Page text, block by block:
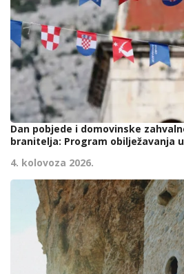
Dan pobjede i domovinske
branitelja: Program obilježavanja
4. kolovoza 2026.